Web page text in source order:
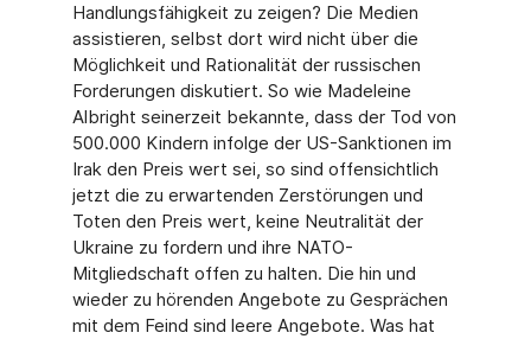
Handlungsfähigkeit zu zeigen? Die Medien
assistieren, selbst dort wird nicht über die
Möglichkeit und Rationalität der russischen
Forderungen diskutiert. So wie Madeleine
Albright seinerzeit bekannte, dass der Tod von
500.000 Kindern infolge der US-Sanktionen im
Irak den Preis wert sei, so sind offensichtlich
jetzt die zu erwartenden Zerstörungen und
Toten den Preis wert, keine Neutralität der
Ukraine zu fordern und ihre NATO-
Mitgliedschaft offen zu halten. Die hin und
wieder zu hörenden Angebote zu Gesprächen
mit dem Feind sind leere Angebote. Was hat